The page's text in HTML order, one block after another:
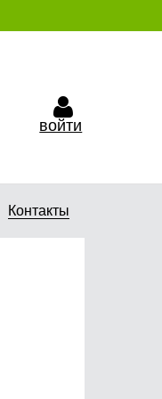
войти
Контакты